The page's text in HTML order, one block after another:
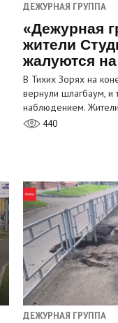
ДЕЖУРНАЯ ГРУППА
«Дежурная
жители
жалуются
В Тихих Зорях на
вернули шлагбаум, и
наблюдением.
440
ДЕЖУРНАЯ ГРУППА